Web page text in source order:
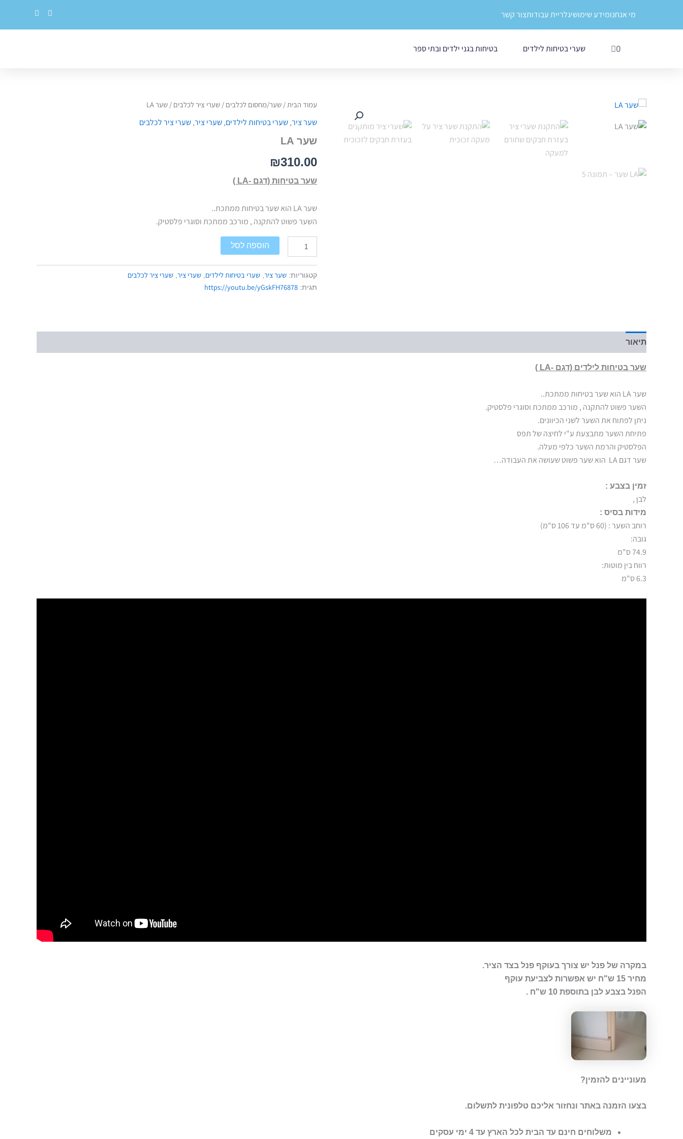
מי אנחנומידע שימושיגלריית עבודותצור קשר F
a
E
n
0
עגלת
שערי בטיחות לילדים בטיחות בגני ילדים ובתי ספר
עמוד הבית/ שער/מחסום לכלבים / שערי ציר לכלבים / שער LA
שער ציר,שערי בטיחות לילדים,שערי ציר,שערי ציר לכלבים
שער LA
₪310.00
שער בטיחות (דגם -LA )
שער LA הוא שער בטיחות ממתכת..
השער פשוט להתקנה , מורכב ממתכת וסוגרי פלסטיק.
כמות
שער
הוספה לסל
קטגוריות: שער ציר שערי בטיחות לילדים שערי ציר שערי ציר לכלבים
תגית: https://youtu.be/yGskFH76878
תיאור
שער בטיחות לילדים (דגם -LA )
שער LA הוא שער בטיחות ממתכת..
השער פשוט להתקנה , מורכב ממתכת וסוגרי פלסטיק.
ניתן לפתוח את השער לשני הכיוונים.
פתיחת השער מתבצעת ע"י לחיצה של תפס
הפלסטיק והרמת השער כלפי מעלה.
שער דגם LA הוא שער פשוט שעושה את העבודה…
זמין בצבע :
לבן ,
מידות בסיס :
רוחב השער : (60 ס"מ עד 106 ס"מ)
גובה:
74.9 ס"מ
רווח בין מוטות:
6.3 ס"מ
במקרה של פנל יש צורך בעוקף פנל בצד הציר.
מחיר 15 ש"ח יש אפשרות לצביעת עוקף
הפנל בצבע לבן בתוספת 10 ש"ח .
מעוניינים להזמין?
בצעו הזמנה באתר ונחזור אליכם טלפונית לתשלום.
משלוחים חינם עד הבית לכל הארץ עד 4 ימי עסקים